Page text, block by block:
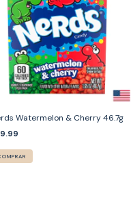
Watermelon & Cherry 46.7g